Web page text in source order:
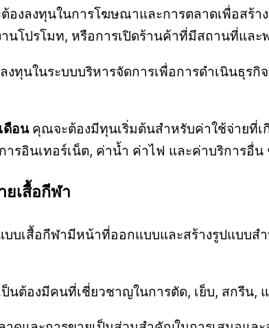
องลงทุนในการโฆษณาและการตลาดเพื่อสร้า
โปรโมท, หรือการเปิดร้านค้าที่มีสถานที่และ
ทุนในระบบบริหารจัดการเพื่อการดำเนินธุร
ดือนคุณจะต้องมีทุนเริ่มต้นสำหรับค่าใช้จ่ายที่เ
รอินเทอร์เน็ต, ค่าน้ำ ค่าไฟ และค่าบริการอื่น
ยเสื้อกีฬา
บเสื้อกีฬามีหน้าที่ออกแบบและสร้างรูปแบบส
ป็นต้องมีคนที่เชี่ยวชาญในการตัด, เย็บ, สกรี